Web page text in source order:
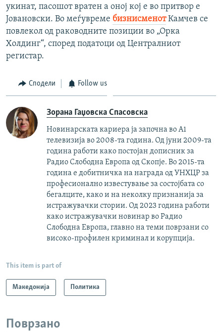
укинат, пасошот вратен а оној кој е во притвор е
Јовановски. Во меѓувреме бизнисменотКамчев се
повлекол од раководните позиции во „Орка
Холдинг“, според податоци од Централниот
регистар.
Сподели Follow us
Зорана Гаџовска Спасовска
Новинарската кариера ја започна во А1
телевизија во 2008-та година. Од јуни 2009-та
година работи како постојан дописник за
Радио Слободна Европа од Скопје. Во 2015-та
година е добитничка на награда од УНХЦР за
професионално известување за состојбата со
бегалците, како и на неколку признанија за
истражувачки стории. Од 2023 година работи
како истражувачки новинар во Радио
Слободна Европа, главно на теми поврзани со
високо-профилен криминал и корупција.
This item is part of
Македонија Политика
Поврзано